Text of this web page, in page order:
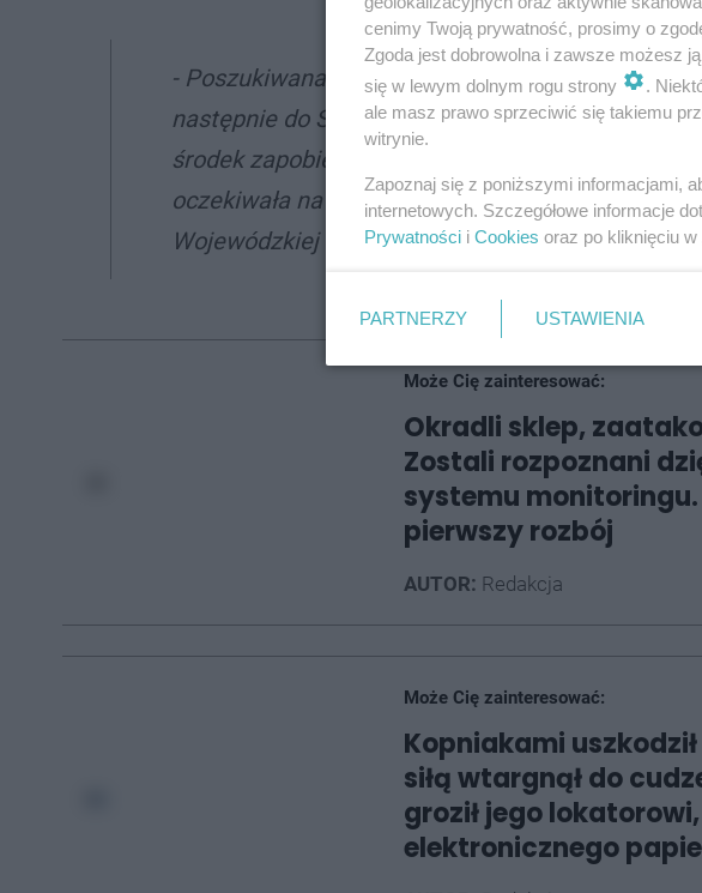
- Poszukiwana została doprowadzona do
następnie do Sądu Okręgowego w Sosnowcu,
środek zapobiegawczy w postaci
oczekiwała na
proces ekstradycyjnydo Ukrainy -
Wojewódzkiej Policji w Katowicach.
Może Cię zainteresować:
Okradli sklep,
Zostali rozpoznani
systemu monitoringu.
pierwszy rozbój
AUTOR: Redakcja
Może Cię zainteresować:
Kopniakami
siłą wtargnął do
groził jego
elektronicznego
cenimy Twoją prywatność, prosimy o
Zgoda jest dobrowolna i zawsze możesz
się w lewym dolnym rogu strony
.
ale masz prawo sprzeciwić się takiemu
witrynie.
Zapoznaj się z poniższymi informacjami,
internetowych. Szczegółowe informacje
Prywatności i Cookies oraz po kliknięciu w
PARTNERZY USTAWIENIA